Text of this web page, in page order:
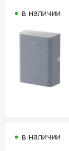
в наличии
в наличии